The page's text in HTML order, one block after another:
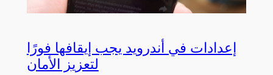
إعدادات في أندرويد يجب إيقافها فورًا
لتعزيز الأمان